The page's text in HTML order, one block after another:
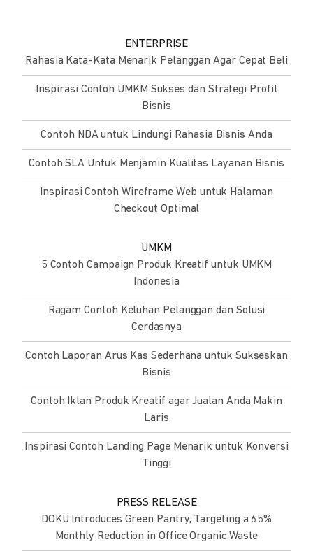
ENTERPRISE
Rahasia Kata-Kata Menarik Pelanggan Agar Cepat Beli
Inspirasi Contoh UMKM Sukses dan Strategi Profil
Bisnis
Contoh NDA untuk Lindungi Rahasia Bisnis Anda
Contoh SLA Untuk Menjamin Kualitas Layanan Bisnis
Inspirasi Contoh Wireframe Web untuk Halaman
Checkout Optimal
UMKM
5 Contoh Campaign Produk Kreatif untuk UMKM
Indonesia
Ragam Contoh Keluhan Pelanggan dan Solusi
Cerdasnya
Contoh Laporan Arus Kas Sederhana untuk Sukseskan
Bisnis
Contoh Iklan Produk Kreatif agar Jualan Anda Makin
Laris
Inspirasi Contoh Landing Page Menarik untuk Konversi
Tinggi
PRESS RELEASE
DOKU Introduces Green Pantry, Targeting a 65%
Monthly Reduction in Office Organic Waste